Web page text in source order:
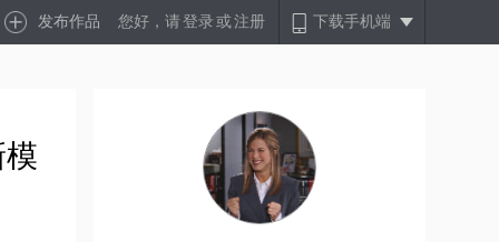
发布作品 您好，请登录 或注册 下载手机端